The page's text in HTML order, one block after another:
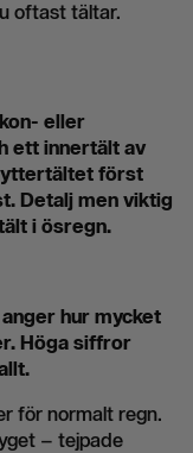
oftast tältar.
eller
ett innertält av
yttertältet först
Detalj men viktig
i ösregn.
hur mycket
Höga siffror
för normalt regn.
– tejpade